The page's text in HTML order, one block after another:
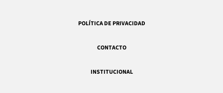
POLÍTICA DE PRIVACIDAD
CONTACTO
INSTITUCIONAL